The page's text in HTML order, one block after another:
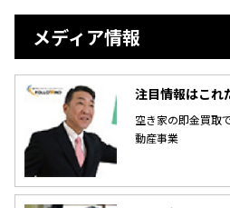
メディア情報
注目情報はこれ
空き家の即金買取
動産事業